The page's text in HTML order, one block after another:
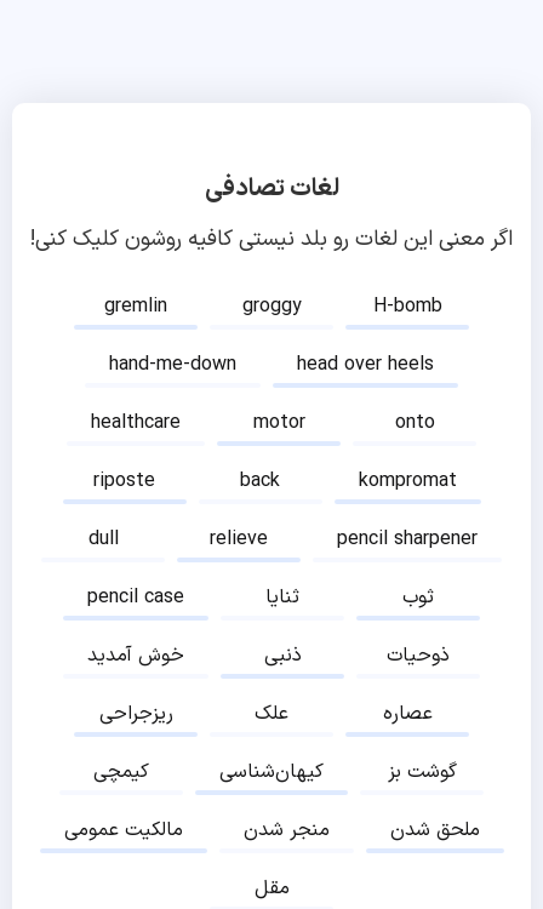
لغات تصادفی
اگر معنی این لغات رو بلد نیستی کافیه روشون کلیک کنی!
gremlin groggy
H-bomb
hand-me-down
head over heels
healthcare
motor
onto
riposte
back
kompromat
dull
relieve
pencil sharpener
pencil case
ثنایا
ثوب
خوش آمدید
ذنبی
ذوحیات
ریزجراحی
علک
عصاره
کیمچی
کیهان‌شناسی
گوشت بز
مالکیت عمومی
منجر شدن
ملحق شدن
مقل